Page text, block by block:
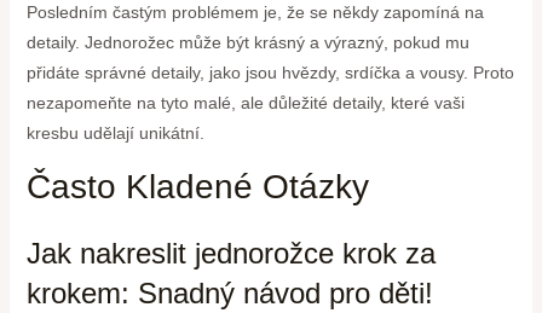
Posledním častým problémem je, že se někdy zapomíná na
detaily. Jednorožec může být krásný a výrazný, pokud mu
přidáte správné detaily, jako jsou hvězdy, srdíčka a vousy. Proto
nezapomeňte na tyto malé, ale důležité detaily, které vaši
kresbu udělají unikátní.
Často Kladené Otázky
Jak nakreslit jednorožce krok za
krokem: Snadný návod pro děti!